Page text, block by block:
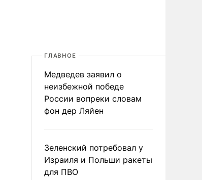
ГЛАВНОЕ
Медведев заявил о
неизбежной победе
России вопреки словам
фон дер Ляйен
Зеленский потребовал у
Израиля и Польши ракеты
для ПВО